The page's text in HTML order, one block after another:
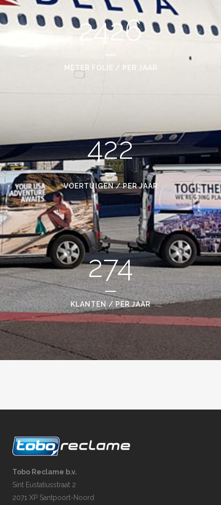
2426
METER FOLIE / PER JAAR
422
VOERTUIGEN / PER JAAR
274
KLANTEN / PER JAAR
Tobo Reclame b.v.
Sint Eustatiusstraat 2
2071 XP Santpoort-Noord